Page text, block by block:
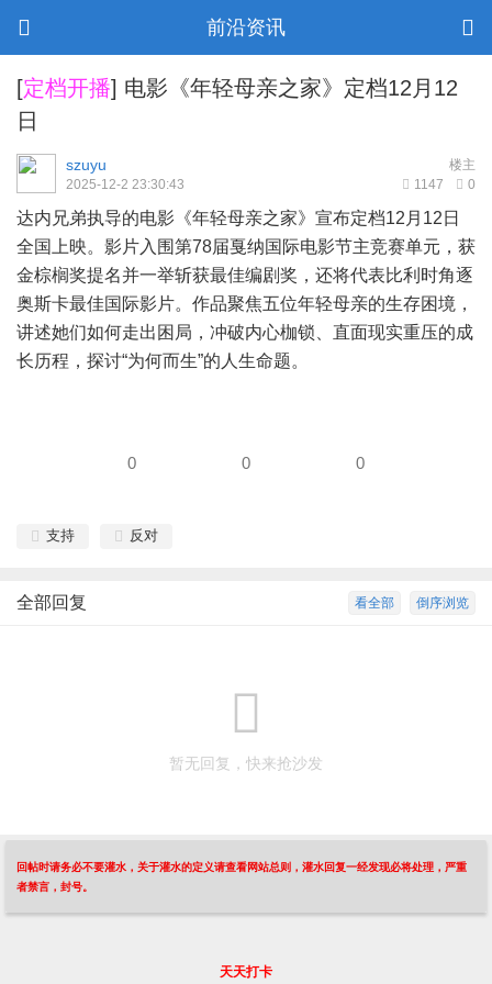
前沿资讯
[定档开播] 电影《年轻母亲之家》定档12月12
日
楼主
szuyu
1147 0
2025-12-2 23:30:43
达内兄弟执导的电影《年轻母亲之家》宣布定档12月12日
全国上映。影片入围第78届戛纳国际电影节主竞赛单元，获
金棕榈奖提名并一举斩获最佳编剧奖，还将代表比利时角逐
奥斯卡最佳国际影片。作品聚焦五位年轻母亲的生存困境，
讲述她们如何走出困局，冲破内心枷锁、直面现实重压的成
长历程，探讨“为何而生”的人生命题。
0 0 0
支持 反对
倒序浏览
看全部
全部回复
暂无回复，快来抢沙发
回帖时请务必不要灌水，关于灌水的定义请查看网站总则，灌水回复一经发现必将处理，严重
者禁言，封号。
天天打卡